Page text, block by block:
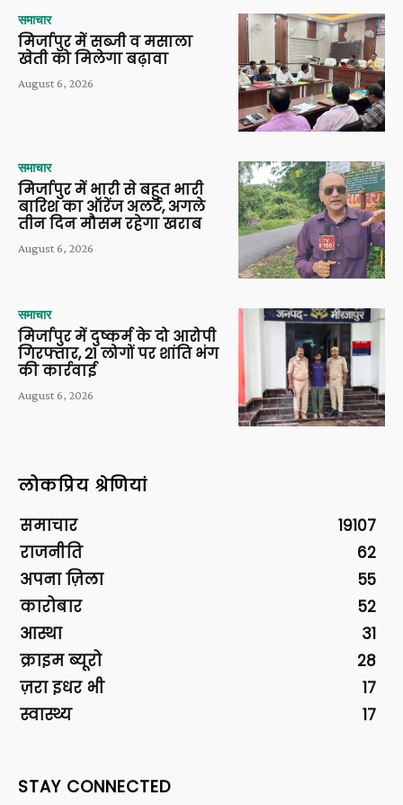
समाचार
मिर्जापुर में सब्जी व मसाला
खेती को मिलेगा बढ़ावा
August 6, 2026
समाचार
मिर्जापुर में भारी से बहुत भारी
बारिश का ऑरेंज अलर्ट, अगले
तीन दिन मौसम रहेगा खराब
August 6, 2026
समाचार
मिर्जापुर में दुष्कर्म के दो आरोपी
गिरफ्तार, 21 लोगों पर शांति भंग
की कार्रवाई
August 6, 2026
लोकप्रिय श्रेणियां
समाचार
19107
राजनीति
62
अपना ज़िला
55
कारोबार
52
आस्था
31
क्राइम ब्यूरो
28
ज़रा इधर भी
17
स्वास्थ्य
17
STAY CONNECTED